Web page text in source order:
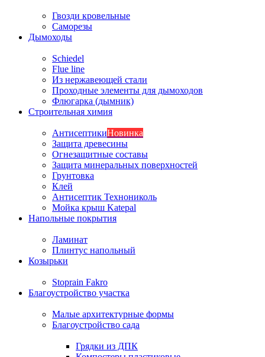
Гвозди кровельные
Саморезы
Дымоходы
Schiedel
Flue line
Из нержавеющей стали
Проходные элементы для дымоходов
Флюгарка (дымник)
Строительная химия
АнтисептикиНовинка
Защита древесины
Огнезащитные составы
Защита минеральных поверхностей
Грунтовка
Клей
Антисептик Технониколь
Мойка крыш Katepal
Напольные покрытия
Ламинат
Плинтус напольный
Козырьки
Stoprain Fakro
Благоустройство участка
Малые архитектурные формы
Благоустройство сада
Грядки из ДПК